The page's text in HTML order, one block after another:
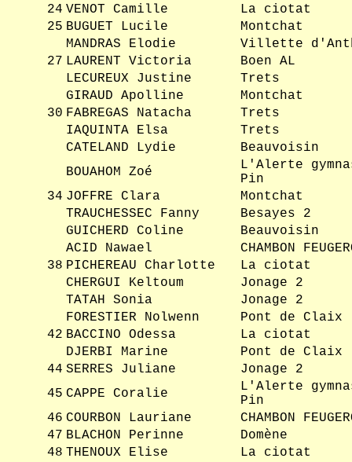
24 VENOT Camille
La ciotat
25 BUGUET Lucile
Montchat
MANDRAS Elodie
Villette
27 LAURENT Victoria
Boen AL
LECUREUX Justine
Trets
GIRAUD Apolline
Montchat
30 FABREGAS Natacha
Trets
IAQUINTA Elsa
Trets
CATELAND Lydie
Beauvoisin
BOUAHOM Zoé
L'Alerte
Pin
34 JOFFRE Clara
Montchat
TRAUCHESSEC Fanny
Besayes 2
GUICHERD Coline
Beauvoisin
ACID Nawael
CHAMBON
38 PICHEREAU Charlotte
La ciotat
CHERGUI Keltoum
Jonage 2
TATAH Sonia
Jonage 2
FORESTIER Nolwenn
Pont de Claix
42 BACCINO Odessa
La ciotat
DJERBI Marine
Pont de Claix
44 SERRES Juliane
Jonage 2
45 CAPPE Coralie
L'Alerte
Pin
46 COURBON Lauriane
CHAMBON
47 BLACHON Perinne
Domène
48 THENOUX Elise
La ciotat